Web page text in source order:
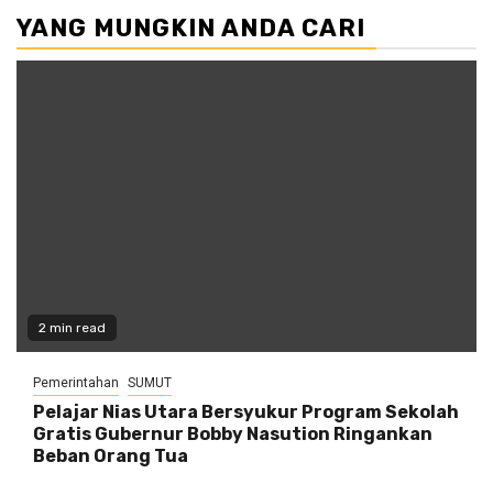
YANG MUNGKIN ANDA CARI
2 min read
Pemerintahan SUMUT
Pelajar Nias Utara Bersyukur Program Sekolah
Gratis Gubernur Bobby Nasution Ringankan
Beban Orang Tua